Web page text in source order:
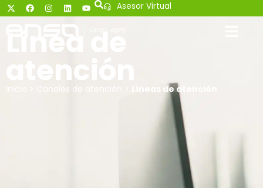
Asesor Virtual
Línea de
atención
Inicio Canales de atención > Líneas de atención